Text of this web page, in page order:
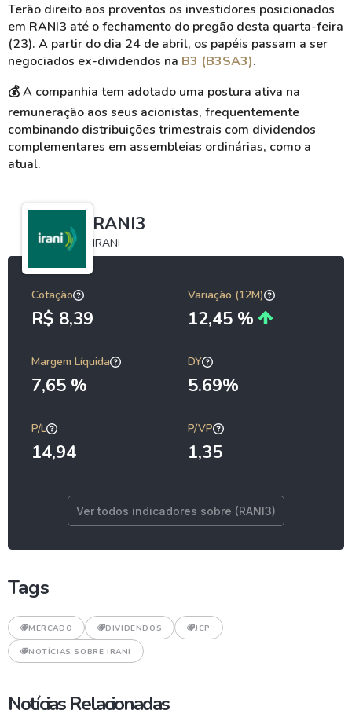
Terão direito aos proventos os investidores posicionados
em RANI3 até o fechamento do pregão desta quarta-feira
(23). A partir do dia 24 de abril, os papéis passam a ser
negociados ex-dividendos na B3 (B3SA3).
💰A companhia tem adotado uma postura ativa na
remuneração aos seus acionistas, frequentemente
combinando distribuições trimestrais com dividendos
complementares em assembleias ordinárias, como a
atual.
RANI3
IRANI
Cotação
R$ 8,39
Variação (12M)
12,45 %
Margem Líquida
7,65 %
DY
5.69%
P/L
14,94
P/VP
1,35
Ver todos indicadores sobre (RANI3)
Tags
MERCADO DIVIDENDOS JCP
NOTÍCIAS SOBRE IRANI
Notícias Relacionadas